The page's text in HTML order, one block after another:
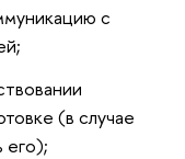
с
(в случае
его);